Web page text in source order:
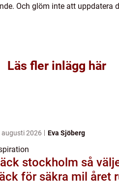
Och glöm inte att
Läs fler inlägg här
augusti 2026 Eva Sjöberg
stockholm så väljer du rätt
för säkra mil året